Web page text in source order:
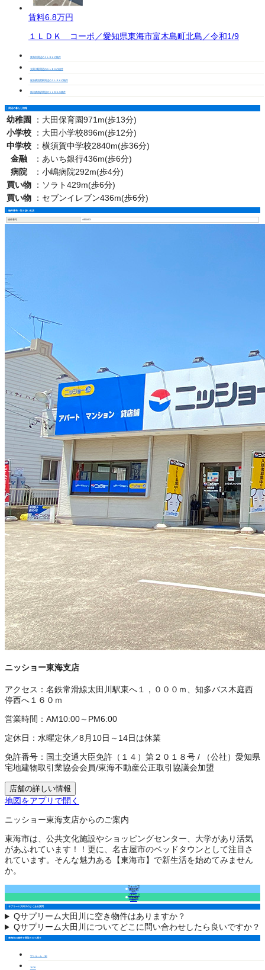
賃料6.8万円
１ＬＤＫ コーポ／愛知県東海市富木島町北島／令和1/9
東海市周辺の１ＬＤＫの物件
太田川駅周辺の１ＬＤＫの物件
尾張横須賀駅周辺の１ＬＤＫの物件
新日鉄前駅周辺の１ＬＤＫの物件
周辺の暮らし情報
幼稚園 ： 大田保育園971m(歩13分)
小学校
： 大田小学校896m(歩12分)
中学校
： 横須賀中学校2840m(歩36分)
金融
： あいち銀行436m(歩6分)
病院
： 小嶋病院292m(歩4分)
買い物
： ソラト429m(歩6分)
買い物
： セブンイレブン436m(歩6分)
物件番号・取り扱い支店
物件番号 4401403
ニッショー東海支店
アクセス： 名鉄常滑線太田川駅東へ１，０００ｍ、知多バス木庭西
停西へ１６０ｍ
営業時間： AM10:00～PM6:00
定休日： 水曜定休／8月10日～14日は休業
免許番号： 国土交通大臣免許（１４）第２０１８号 /
（公社）愛知県
宅地建物取引業協会会員/東海不動産公正取引協議会加盟
店舗の詳しい情報
地図をアプリで開く
ニッショー東海支店からのご案内
東海市は、公共文化施設やショッピングセンター、大学があり活気
があふれています！！更に、名古屋市のベッドタウンとして注目さ
れています。そんな魅力ある【東海市】で新生活を始めてみません
か。
フォームで
来店予約
（無料）
フォームで
空室確認
（無料）
サプリーム大田川のよくある質問
Qサプリーム大田川に空き物件はありますか？
Qサプリーム大田川についてどこに問い合わせしたら良いですか？
東海市の物件を間取りから探す
ワンルーム・1K
1LDK